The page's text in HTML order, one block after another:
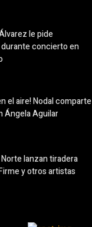
le pide
durante concierto en
el aire! Nodal comparte
Ángela Aguilar
lanzan tiradera
y otros artistas